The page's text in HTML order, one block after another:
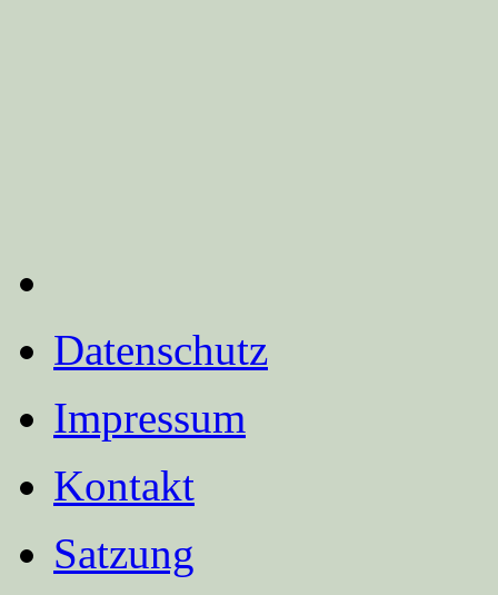
Datenschutz
Impressum
Kontakt
Satzung